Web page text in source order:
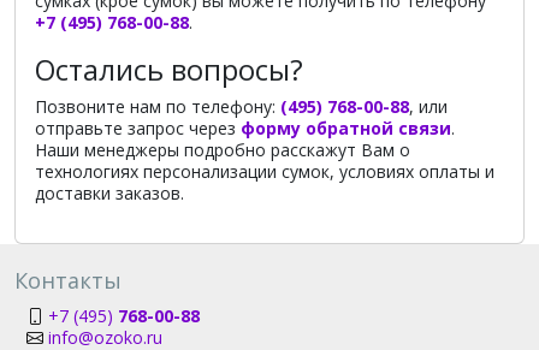
+7 (495) 768-00-88.
Остались вопросы?
Позвоните нам по телефону: (495) 768-00-88, или
отправьте запрос через форму обратной связи.
Наши менеджеры подробно расскажут Вам о
технологиях персонализации сумок, условиях оплаты и
доставки заказов.
Контакты
+7 (495) 768-00-88
info@ozoko.ru